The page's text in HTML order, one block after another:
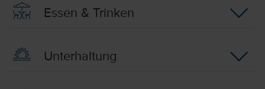
Essen & Trinken
Unterhaltung